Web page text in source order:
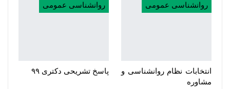
روانشناسی عمومی
انتخابات نظام روانشناسی و
مشاوره
روانشناسی عمومی
پاسخ تشریحی دکتری ۹۹